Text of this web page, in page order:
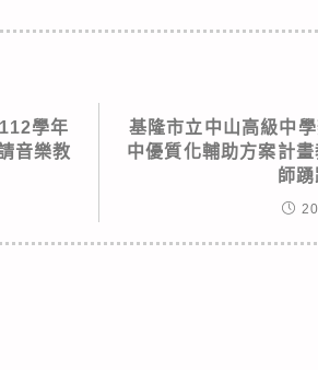
學年
音樂教
基隆市立中山高級中
中優質化輔助方案計
師踴